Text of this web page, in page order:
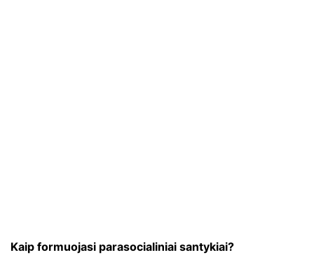
Kaip formuojasi parasocialiniai santykiai?